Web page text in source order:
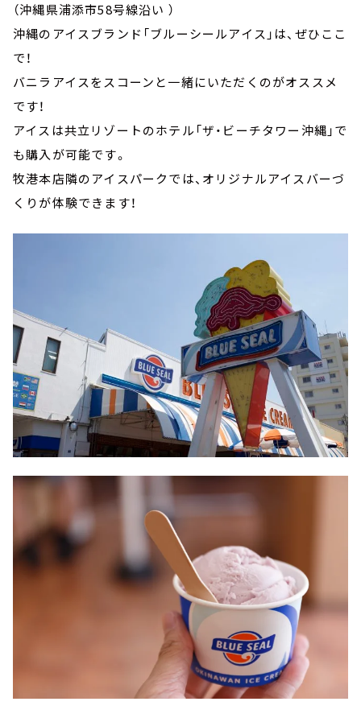
（沖縄県浦添市58号線沿い ）
沖縄のアイスブランド「ブルーシールアイス」は、ぜひここ
で！
バニラアイスをスコーンと一緒にいただくのがオススメ
です！
アイスは共立リゾートのホテル「ザ・ビーチタワー沖縄」で
も購入が可能です。
牧港本店隣のアイスパークでは、オリジナルアイスバーづ
くりが体験できます！